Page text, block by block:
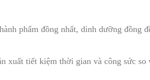
phẩm đồng nhất, dinh dưỡng đồng
xuất tiết kiệm thời gian và công sức so